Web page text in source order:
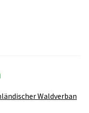
Waldverban